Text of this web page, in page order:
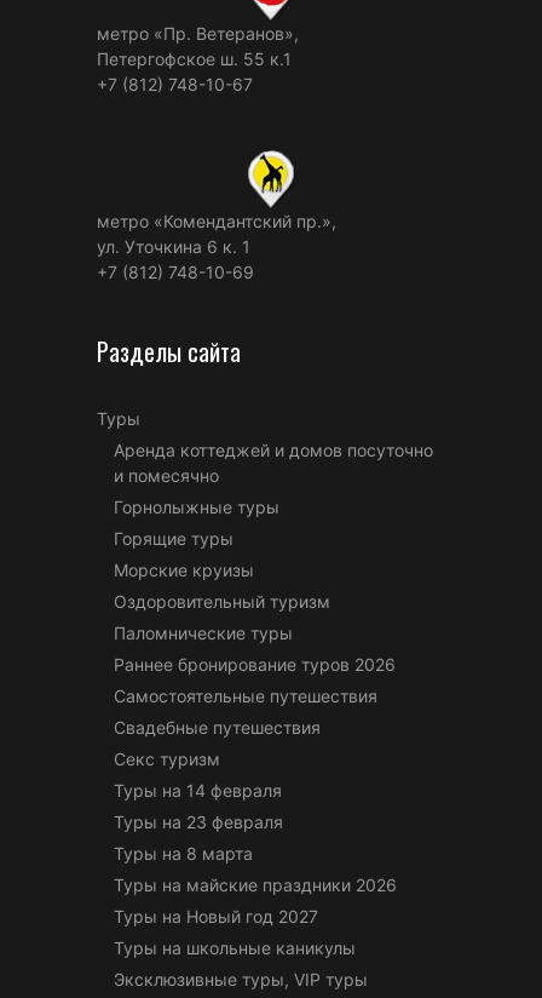
метро «Пр. Ветеранов»,
Петергофское ш. 55 к.1
+7 (812) 748-10-67
метро «Комендантский пр.»,
ул. Уточкина 6 к. 1
+7 (812) 748-10-69
Разделы сайта
Туры
Аренда коттеджей и домов посуточно
и помесячно
Горнолыжные туры
Горящие туры
Морские круизы
Оздоровительный туризм
Паломнические туры
Раннее бронирование туров 2026
Самостоятельные путешествия
Свадебные путешествия
Секс туризм
Туры на 14 февраля
Туры на 23 февраля
Туры на 8 марта
Туры на майские праздники 2026
Туры на Новый год 2027
Туры на школьные каникулы
Эксклюзивные туры, VIP туры